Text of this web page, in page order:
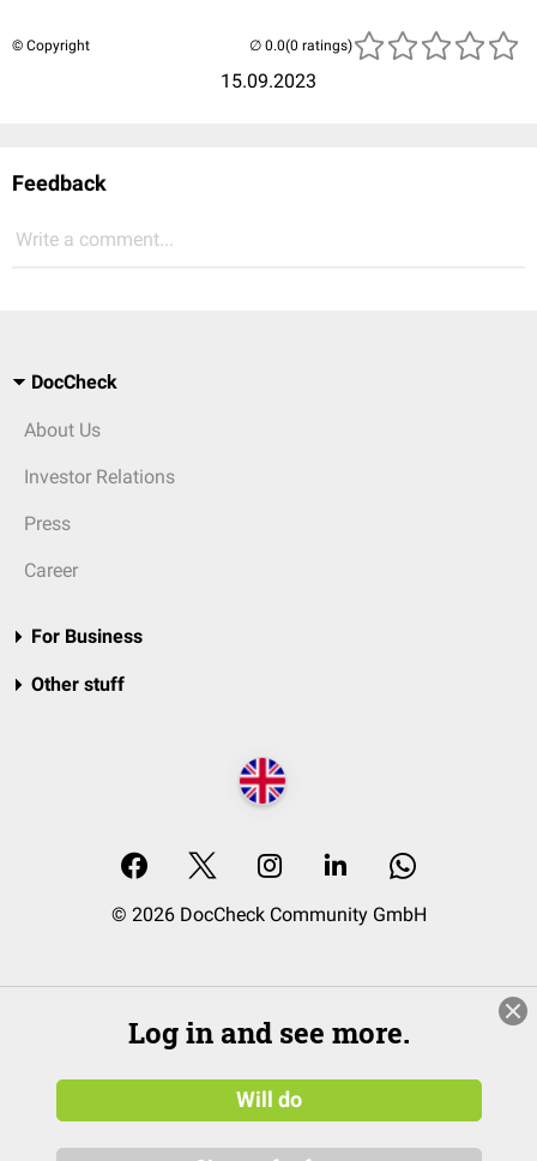
© Copyright
15.09.2023
(0 ratings)
Feedback
Write a comment...
DocCheck
About Us
Investor Relations
Press
Career
For Business
Other stuff
© 2026 DocCheck Community GmbH
Log in and see more.
Will do